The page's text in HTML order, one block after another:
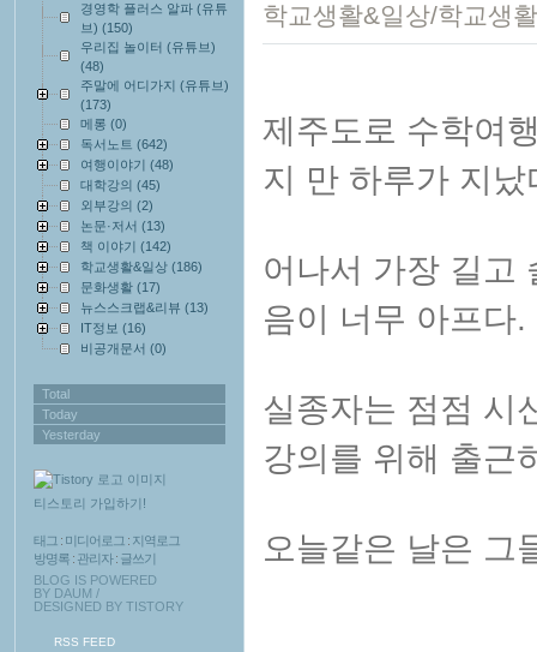
경영학 플러스 알파 (유튜
브) (150)
우리집 놀이터 (유튜브)
(48)
주말에 어디가지 (유튜브)
(173)
메롱 (0)
독서노트 (642)
여행이야기 (48)
대학강의 (45)
외부강의 (2)
논문·저서 (13)
책 이야기 (142)
학교생활&일상 (186)
문화생활 (17)
뉴스스크랩&리뷰 (13)
IT정보 (16)
비공개문서 (0)
Total
Today
Yesterday
티스토리 가입하기!
태그 : 미디어로그 : 지역로그
방명록 : 관리자: 글쓰기
BLOG IS POWERED
BY DAUM /
DESIGNED BY TISTORY
RSS FEED
학교생활&일상/학교생활
제주도로 수학여
지 만 하루가 지났
어나서 가장 길고
음이 너무 아프다.
실종자는 점점 시
강의를 위해 출근
오늘같은 날은 그